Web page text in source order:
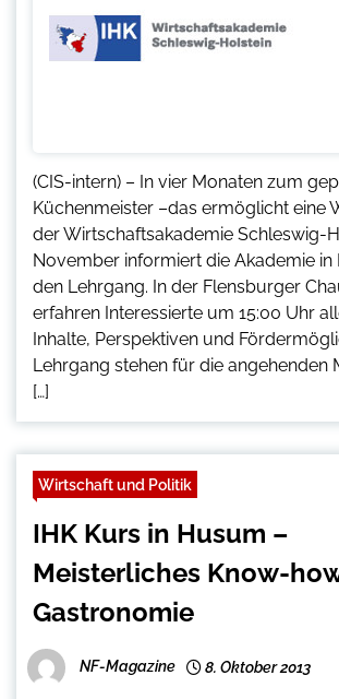
(CIS-intern) – In vier Monaten zum
Küchenmeister –das ermöglicht eine
der Wirtschaftsakademie Schleswig-
November informiert die Akademie
den Lehrgang. In der Flensburger
erfahren Interessierte um 15:00 Uhr
Inhalte, Perspektiven und
Lehrgang stehen für die angehenden
[…]
Wirtschaft und Politik
IHK Kurs in Husum –
Meisterliches Know-
Gastronomie
NF-Magazine 8. Oktober 2013